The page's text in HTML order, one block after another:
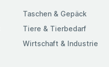
Taschen & Gepäck
Tiere & Tierbedarf
Wirtschaft & Industrie